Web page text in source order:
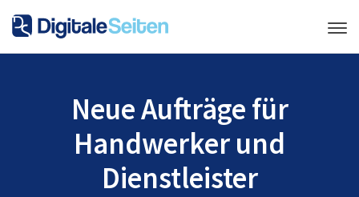
Neue Aufträge für
Handwerker und
Dienstleister